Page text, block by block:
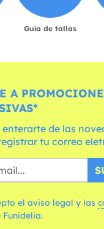
Guía de tallas
A
enterarte de las
tu correo
el aviso legal y las